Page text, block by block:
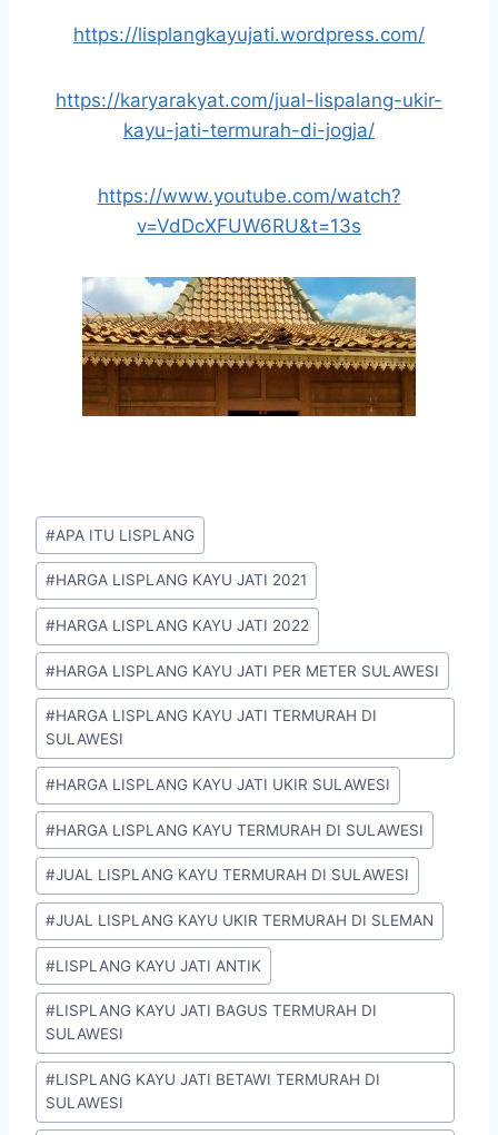
https://lisplangkayujati.wordpress.com/
https://karyarakyat.com/jual-lispalang-ukir-
kayu-jati-termurah-di-jogja/
https://www.youtube.com/watch?
v=VdDcXFUW6RU&t=13s
#APA ITU LISPLANG
#HARGA LISPLANG KAYU JATI 2021
#HARGA LISPLANG KAYU JATI 2022
#HARGA LISPLANG KAYU JATI PER METER SULAWESI
#HARGA LISPLANG KAYU JATI TERMURAH DI
SULAWESI
#HARGA LISPLANG KAYU JATI UKIR SULAWESI
#HARGA LISPLANG KAYU TERMURAH DI SULAWESI
#JUAL LISPLANG KAYU TERMURAH DI SULAWESI
#JUAL LISPLANG KAYU UKIR TERMURAH DI SLEMAN
#LISPLANG KAYU JATI ANTIK
#LISPLANG KAYU JATI BAGUS TERMURAH DI
SULAWESI
#LISPLANG KAYU JATI BETAWI TERMURAH DI
SULAWESI